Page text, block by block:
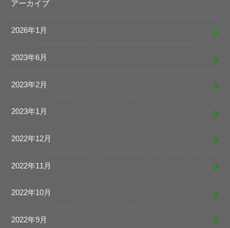
アーカイブ
2026年1月
2023年6月
2023年2月
2023年1月
2022年12月
2022年11月
2022年10月
2022年9月